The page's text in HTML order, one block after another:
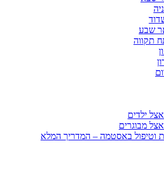
שבע
תקווה
ילדים
מבוגרים
וטיפול באסטמה – המדריך המלא